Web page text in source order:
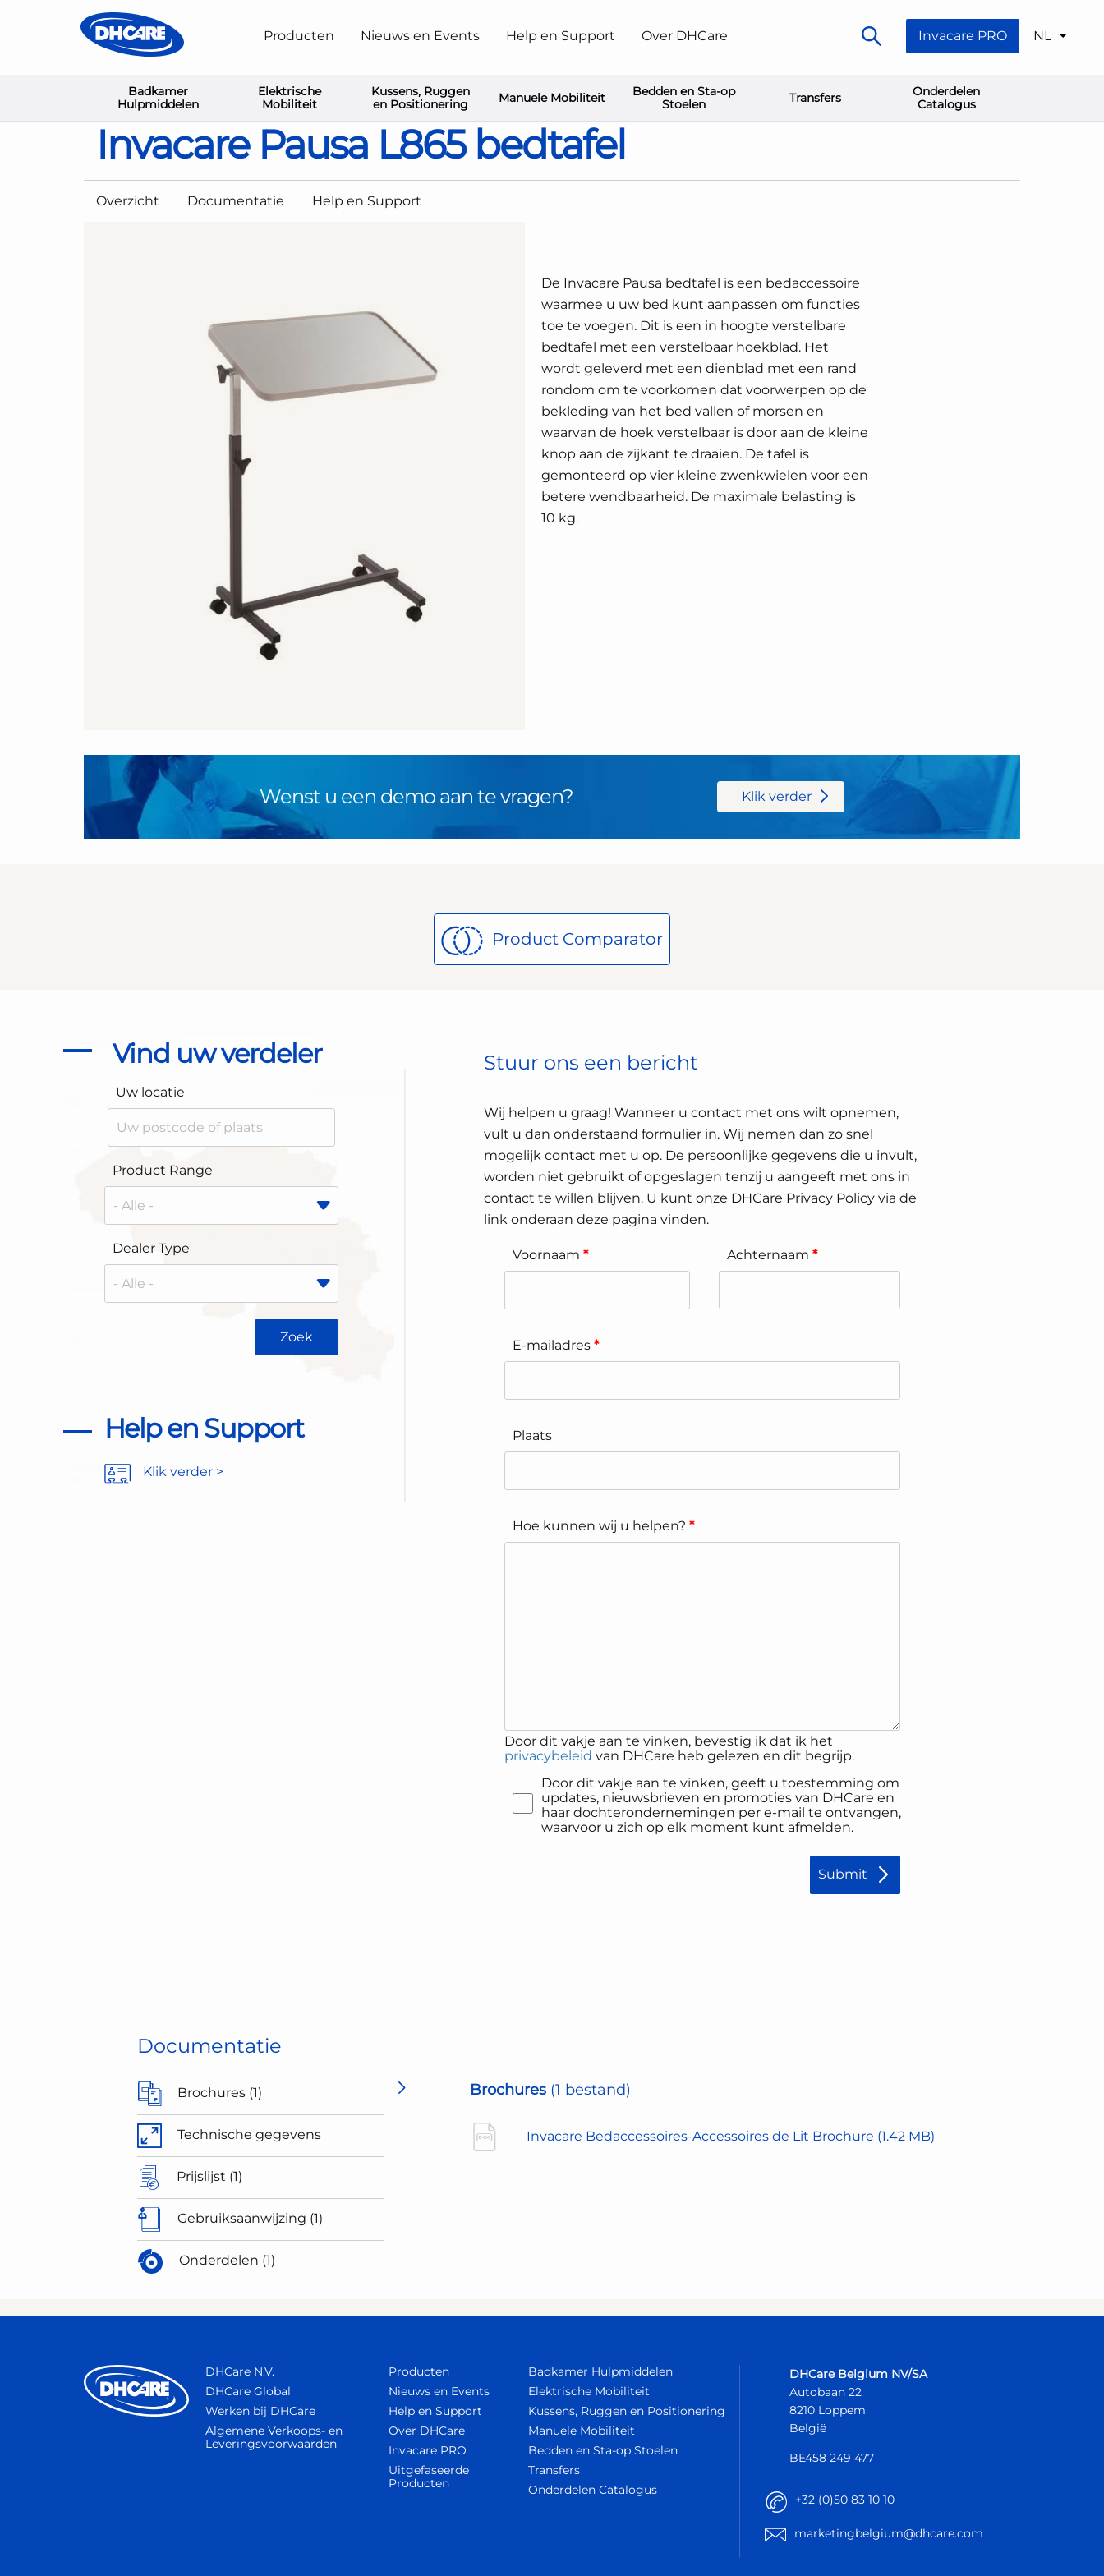
Producten
Badkamer
Hulpmiddelen
Elektrische
Mobiliteit
Kussens, Ruggen
en Positionering
Manuele Mobiliteit
Bedden en Sta-op
Stoelen
Transfers
Onderdelen
Catalogus
Nieuws en Events Help en Support Over DHCare NL
Invacare PRO
Home Bedden en Sta-op Stoelen Rond het bed Invacare Pausa L865 bedtafel
Invacare Pausa L865 bedtafel
Overzicht Documentatie Help en Support
De Invacare Pausa bedtafel is een bedaccessoire
waarmee u uw bed kunt aanpassen om functies
toe te voegen. Dit is een in hoogte verstelbare
bedtafel met een verstelbaar hoekblad. Het
wordt geleverd met een dienblad met een rand
rondom om te voorkomen dat voorwerpen op de
bekleding van het bed vallen of morsen en
waarvan de hoek verstelbaar is door aan de kleine
knop aan de zijkant te draaien. De tafel is
gemonteerd op vier kleine zwenkwielen voor een
betere wendbaarheid. De maximale belasting is
10 kg.
Wenst u een demo aan te vragen? Klik verder
Product Comparator
Vind uw verdeler
Uw locatie
Product Range
Dealer Type
Help en Support
Klik verder >
Stuur ons een bericht
Wij helpen u graag! Wanneer u contact met ons wilt opnemen,
vult u dan onderstaand formulier in. Wij nemen dan zo snel
mogelijk contact met u op. De persoonlijke gegevens die u invult,
worden niet gebruikt of opgeslagen tenzij u aangeeft met ons in
contact te willen blijven. U kunt onze DHCare Privacy Policy via de
link onderaan deze pagina vinden.
Voornaam* Achternaam*
E-mailadres*
Plaats
Hoe kunnen wij u helpen?*
Door dit vakje aan te vinken, bevestig ik dat ik het
privacybeleid van DHCare heb gelezen en dit begrijp.
Door dit vakje aan te vinken, geeft u toestemming om
updates, nieuwsbrieven en promoties van DHCare en
haar dochterondernemingen per e-mail te ontvangen,
waarvoor u zich op elk moment kunt afmelden.
Documentatie
Brochures (1) Brochures (1 bestand)
Invacare Bedaccessoires-Accessoires de Lit Brochure (1.42 MB)
Technische gegevens
Prijslijst (1)
Gebruiksaanwijzing (1)
Onderdelen (1)
DHCare N.V.
DHCare Global
Werken bij DHCare
Algemene Verkoops- en
Leveringsvoorwaarden
Producten
Nieuws en Events
Help en Support
Over DHCare
Invacare PRO
Uitgefaseerde
Producten
Badkamer Hulpmiddelen
Elektrische Mobiliteit
Kussens, Ruggen en Positionering
Manuele Mobiliteit
Bedden en Sta-op Stoelen
Transfers
Onderdelen Catalogus
DHCare Belgium NV/SA
Autobaan 22
8210 Loppem
België
BE458 249 477
+32 (0)50 83 10 10
marketingbelgium@dhcare.com